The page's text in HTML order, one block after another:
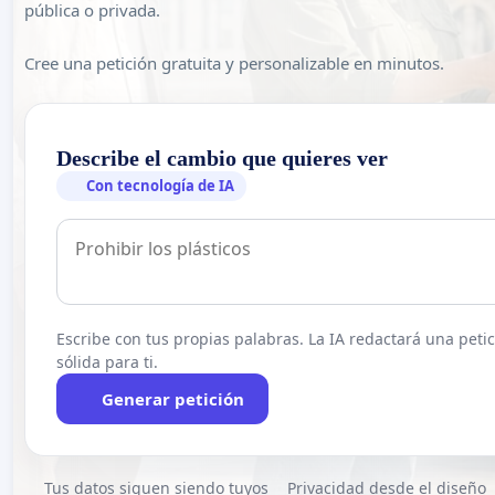
pública o privada.
Cree una petición gratuita y personalizable en minutos.
Describe el cambio que quieres ver
Con tecnología de IA
Escribe con tus propias palabras. La IA redactará una
sólida para ti.
Generar petición
Tus datos siguen siendo tuyos Privacidad desde el diseño